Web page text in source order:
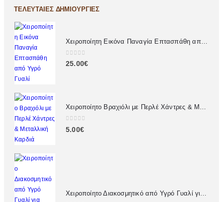
ΤΕΛΕΥΤΑΊΕΣ ΔΗΜΙΟΥΡΓΊΕΣ
Χειροποίητη Εικόνα Παναγία Επτασπάθη από Υγρό Γυαλί
0out of 5
25.00€
0 out of 5
5.00€
Χειροποίητο Διακοσμητικό από Υγρό Γυαλί για Συναδέλφους – Προσωποποιημένο Δώρο με Αφιέρωση